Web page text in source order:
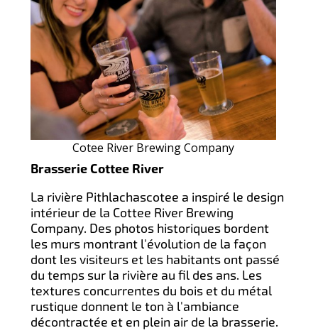
Cotee River Brewing Company
Brasserie Cottee River
La rivière Pithlachascotee a inspiré le design
intérieur de la Cottee River Brewing
Company. Des photos historiques bordent
les murs montrant l'évolution de la façon
dont les visiteurs et les habitants ont passé
du temps sur la rivière au fil des ans. Les
textures concurrentes du bois et du métal
rustique donnent le ton à l'ambiance
décontractée et en plein air de la brasserie.